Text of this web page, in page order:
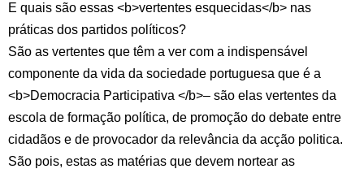
E quais são essas <b>vertentes esquecidas</b> nas
práticas dos partidos políticos?
São as vertentes que têm a ver com a indispensável
componente da vida da sociedade portuguesa que é a
<b>Democracia Participativa </b>– são elas vertentes da
escola de formação política, de promoção do debate entre
cidadãos e de provocador da relevância da acção politica.
São pois, estas as matérias que devem nortear as